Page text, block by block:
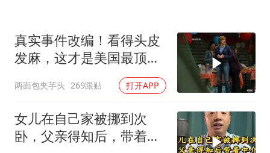
实探山东最热的“中国蔬菜之乡”
女子开一天一夜空调后二氧化碳中毒
船舶避风项目停工 多地全力防台风
奋进开新局 实干挑大梁
真实事件改编！看得头皮
发麻，这才是美国最顶级
两面包夹芋头 269跟贴 打开APP
女儿在自己家被挪到次
卧，父亲得知后，带着中